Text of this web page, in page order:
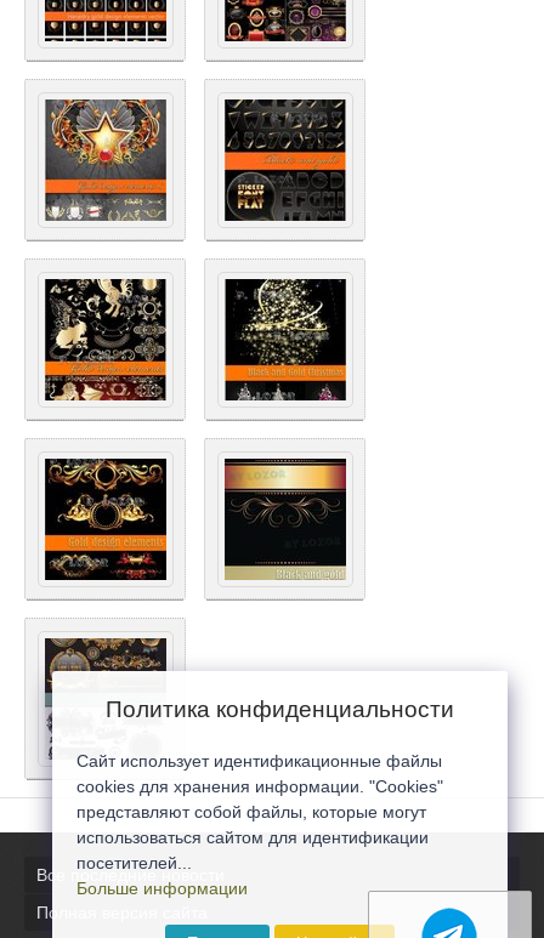
Все последние новости
Полная версия сайта
Политика конфиденциальности
Сайт использует идентификационные файлы
cookies для хранения информации. "Cookies"
представляют собой файлы, которые могут
использоваться сайтом для идентификации
посетителей...
Больше информации